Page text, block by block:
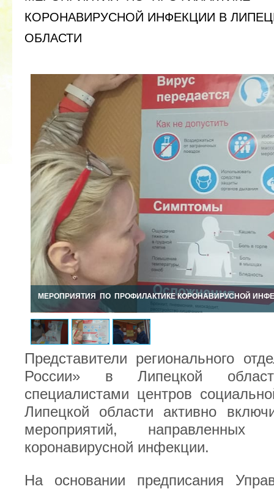
КОРОНАВИРУСНОЙ ИНФЕКЦИИ В
ОБЛАСТИ
МЕРОПРИЯТИЯ ПО ПРОФИЛАКТИКЕ КОРОНАВИРУСНОЙ
Представители регионального
России» в Липецкой
специалистами центров
Липецкой области активно
мероприятий, направленных
коронавирусной инфекции.
На основании предписания
КУБОК ДРУЖБЫ
02.09.2019